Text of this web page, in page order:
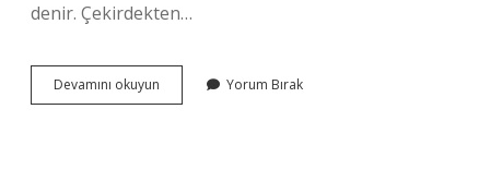
denir. Çekirdekten…
Devamını okuyun Atomda
Enerji
Yorum Bırak